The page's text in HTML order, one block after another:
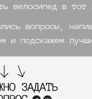
велосипед в тот
вопросы,
и подскажем